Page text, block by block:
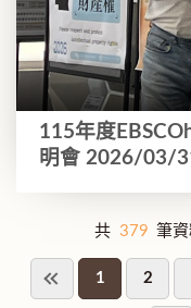
115年度
明會 2026/03/
共 379 筆
1 2